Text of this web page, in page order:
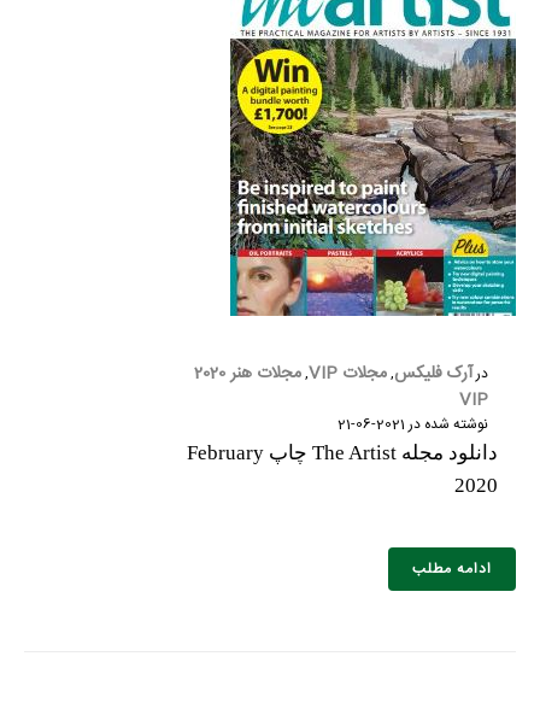
درآرک فلیکس,مجلات VIP ,
مجلات هنر 2020
VIP
نوشته شده در2021-06-21
دانلود مجله The Artist چاپ February
2020
ادامه مطلب